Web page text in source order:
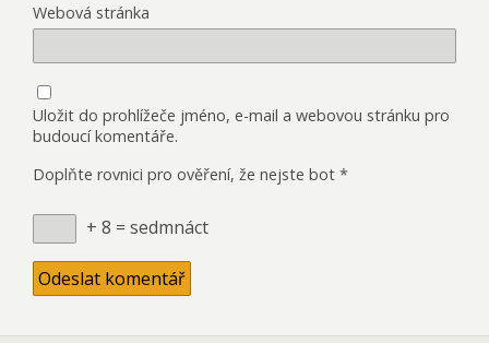
Webová stránka
Uložit do prohlížeče jméno, e-mail a webovou stránku pro
budoucí komentáře.
Doplňte rovnici pro ověření, že nejste bot *
+ 8 = sedmnáct